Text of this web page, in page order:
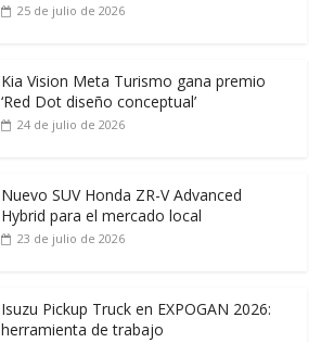
25 de julio de 2026
Kia Vision Meta Turismo gana premio
‘Red Dot diseño conceptual’
24 de julio de 2026
Nuevo SUV Honda ZR-V Advanced
Hybrid para el mercado local
23 de julio de 2026
Isuzu Pickup Truck en EXPOGAN 2026:
herramienta de trabajo